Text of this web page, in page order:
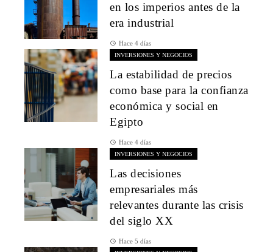
en los imperios antes de la
era industrial
Hace 4 días
INVERSIONES Y NEGOCIOS
La estabilidad de precios
como base para la confianza
económica y social en
Egipto
Hace 4 días
INVERSIONES Y NEGOCIOS
Las decisiones
empresariales más
relevantes durante las crisis
del siglo XX
Hace 5 días